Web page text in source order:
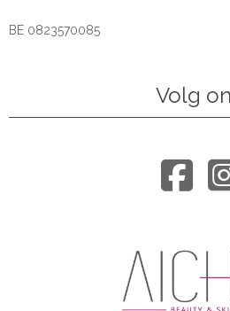
BE 0823570085
Volg